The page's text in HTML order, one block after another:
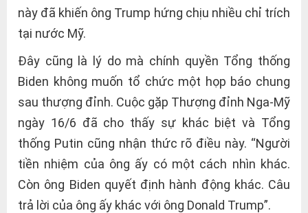
này đã khiến ông Trump hứng chịu nhiều chỉ trích
tại nước Mỹ.
Đây cũng là lý do mà chính quyền Tổng thống
Biden không muốn tổ chức một họp báo chung
sau thượng đỉnh. Cuộc gặp Thượng đỉnh Nga-Mỹ
ngày 16/6 đã cho thấy sự khác biệt và Tổng
thống Putin cũng nhận thức rõ điều này. “Người
tiền nhiệm của ông ấy có một cách nhìn khác.
Còn ông Biden quyết định hành động khác. Câu
trả lời của ông ấy khác với ông Donald Trump”.